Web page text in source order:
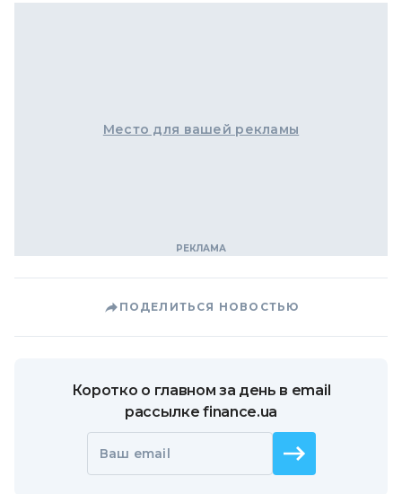
Место для вашей рекламы
ПОДЕЛИТЬСЯ НОВОСТЬЮ
Коротко о главном за день в email
рассылке finance.ua
Ваш email